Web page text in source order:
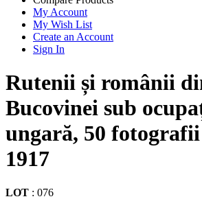
My Account
My Wish List
Create an Account
Sign In
Rutenii și românii
Bucovinei sub
ungară, 50 fotografii
1917
LOT : 076